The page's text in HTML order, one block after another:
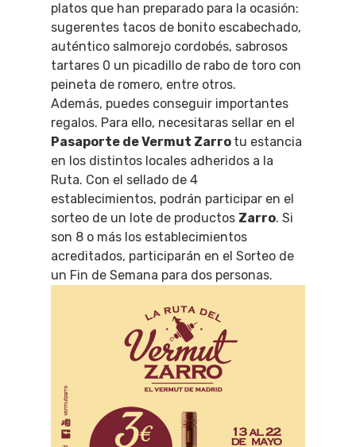
platos que han preparado para la ocasión:
sugerentes tacos de bonito escabechado,
auténtico salmorejo cordobés, sabrosos
tartares 0 un picadillo de rabo de toro con
peineta de romero, entre otros.
Además, puedes conseguir importantes
regalos. Para ello, necesitaras sellar en el
Pasaporte de Vermut Zarro tu estancia
en los distintos locales adheridos a la
Ruta. Con el sellado de 4
establecimientos, podrán participar en el
sorteo de un lote de productos Zarro. Si
son 8 o más los establecimientos
acreditados, participarán en el Sorteo de
un Fin de Semana para dos personas.